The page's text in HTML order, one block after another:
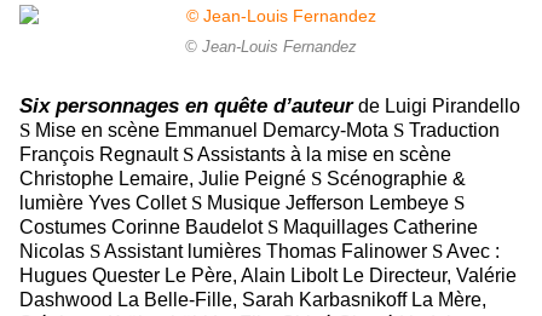
© Jean-Louis Fernandez
Six personnages en quête d’auteurde Luigi Pirandello
S Mise en scène Emmanuel Demarcy-Mota S Traduction
François Regnault SAssistants à la mise en scène
Christophe Lemaire, Julie Peigné S Scénographie &
lumière Yves Collet S Musique Jefferson Lembeye S
Costumes Corinne Baudelot S Maquillages Catherine
Nicolas SAssistant lumières Thomas Falinower SAvec :
Hugues Quester Le Père, Alain Libolt Le Directeur, Valérie
Dashwood La Belle-Fille, Sarah Karbasnikoff La Mère,